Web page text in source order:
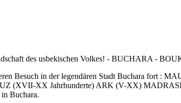
Besuch in der legendären Stadt Buchara
(XVII-XX Jahrhunderte) ARK (V-XX)
Buchara.